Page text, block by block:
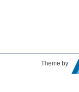
Theme by